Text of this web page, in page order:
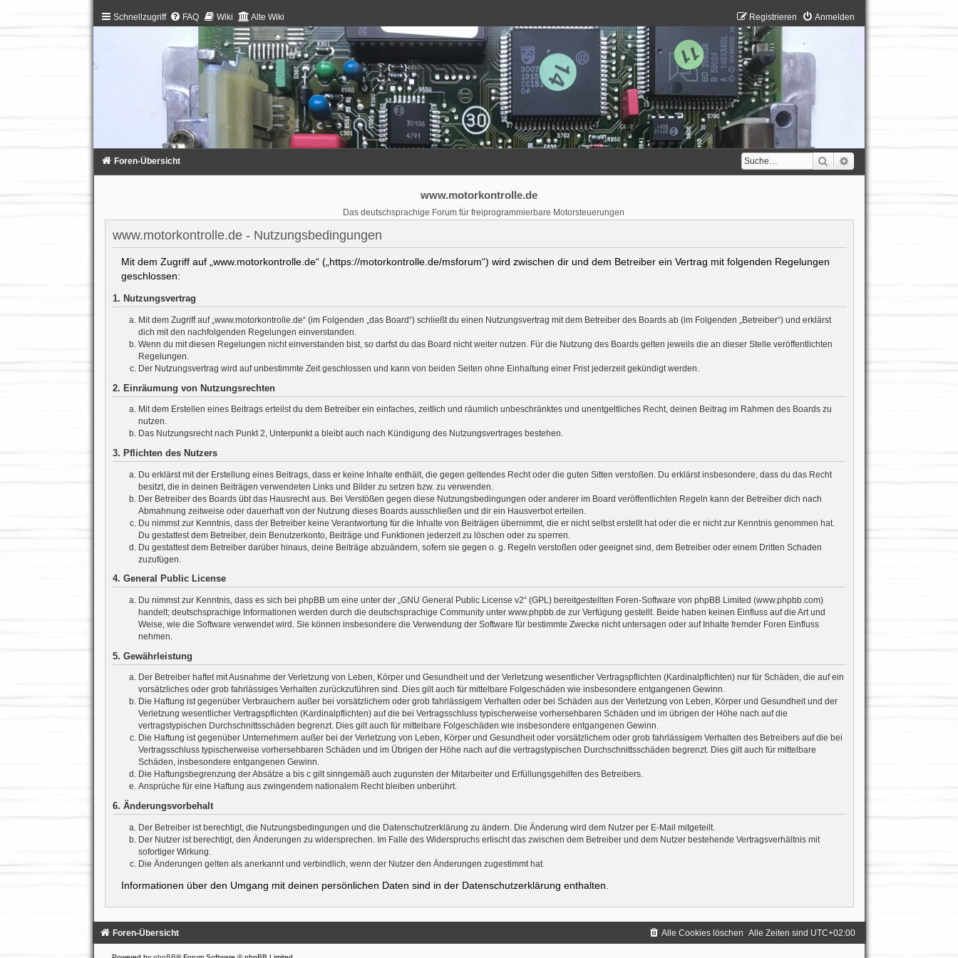
Schnellzugriff FAQ Wiki Alte Wiki Anmelden
Registrieren
Suche
Foren-Übersicht
www.motorkontrolle.de
Das deutschsprachige Forum für freiprogrammierbare Motorsteuerungen
www.motorkontrolle.de - Nutzungsbedingungen
Mit dem Zugriff auf „www.motorkontrolle.de“ („https://motorkontrolle.de/msforum“) wird zwischen dir und dem Betreiber ein Vertrag mit folgenden Regelungen
geschlossen:
1. Nutzungsvertrag
Mit dem Zugriff auf „www.motorkontrolle.de“ (im Folgenden „das Board“) schließt du einen Nutzungsvertrag mit dem Betreiber des Boards ab (im Folgenden „Betreiber“) und erklärst
dich mit den nachfolgenden Regelungen einverstanden.
Wenn du mit diesen Regelungen nicht einverstanden bist, so darfst du das Board nicht weiter nutzen. Für die Nutzung des Boards gelten jeweils die an dieser Stelle veröffentlichten
Regelungen.
Der Nutzungsvertrag wird auf unbestimmte Zeit geschlossen und kann von beiden Seiten ohne Einhaltung einer Frist jederzeit gekündigt werden.
2. Einräumung von Nutzungsrechten
Mit dem Erstellen eines Beitrags erteilst du dem Betreiber ein einfaches, zeitlich und räumlich unbeschränktes und unentgeltliches Recht, deinen Beitrag im Rahmen des Boards zu
nutzen.
Das Nutzungsrecht nach Punkt 2, Unterpunkt a bleibt auch nach Kündigung des Nutzungsvertrages bestehen.
3. Pflichten des Nutzers
Du erklärst mit der Erstellung eines Beitrags, dass er keine Inhalte enthält, die gegen geltendes Recht oder die guten Sitten verstoßen. Du erklärst insbesondere, dass du das Recht
besitzt, die in deinen Beiträgen verwendeten Links und Bilder zu setzen bzw. zu verwenden.
Der Betreiber des Boards übt das Hausrecht aus. Bei Verstößen gegen diese Nutzungsbedingungen oder anderer im Board veröffentlichten Regeln kann der Betreiber dich nach
Abmahnung zeitweise oder dauerhaft von der Nutzung dieses Boards ausschließen und dir ein Hausverbot erteilen.
Du nimmst zur Kenntnis, dass der Betreiber keine Verantwortung für die Inhalte von Beiträgen übernimmt, die er nicht selbst erstellt hat oder die er nicht zur Kenntnis genommen hat.
Du gestattest dem Betreiber, dein Benutzerkonto, Beiträge und Funktionen jederzeit zu löschen oder zu sperren.
Du gestattest dem Betreiber darüber hinaus, deine Beiträge abzuändern, sofern sie gegen o. g. Regeln verstoßen oder geeignet sind, dem Betreiber oder einem Dritten Schaden
zuzufügen.
4. General Public License
Du nimmst zur Kenntnis, dass es sich bei phpBB um eine unter der „GNU General Public License v2“ (GPL) bereitgestellten Foren-Software von phpBB Limited (www.phpbb.com)
handelt; deutschsprachige Informationen werden durch die deutschsprachige Community unter www.phpbb.de zur Verfügung gestellt. Beide haben keinen Einfluss auf die Art und
Weise, wie die Software verwendet wird. Sie können insbesondere die Verwendung der Software für bestimmte Zwecke nicht untersagen oder auf Inhalte fremder Foren Einfluss
nehmen.
5. Gewährleistung
Der Betreiber haftet mit Ausnahme der Verletzung von Leben, Körper und Gesundheit und der Verletzung wesentlicher Vertragspflichten (Kardinalpflichten) nur für Schäden, die auf ein
vorsätzliches oder grob fahrlässiges Verhalten zurückzuführen sind. Dies gilt auch für mittelbare Folgeschäden wie insbesondere entgangenen Gewinn.
Die Haftung ist gegenüber Verbrauchern außer bei vorsätzlichem oder grob fahrlässigem Verhalten oder bei Schäden aus der Verletzung von Leben, Körper und Gesundheit und der
Verletzung wesentlicher Vertragspflichten (Kardinalpflichten) auf die bei Vertragsschluss typischerweise vorhersehbaren Schäden und im übrigen der Höhe nach auf die
vertragstypischen Durchschnittsschäden begrenzt. Dies gilt auch für mittelbare Folgeschäden wie insbesondere entgangenen Gewinn.
Die Haftung ist gegenüber Unternehmern außer bei der Verletzung von Leben, Körper und Gesundheit oder vorsätzlichem oder grob fahrlässigem Verhalten des Betreibers auf die bei
Vertragsschluss typischerweise vorhersehbaren Schäden und im Übrigen der Höhe nach auf die vertragstypischen Durchschnittsschäden begrenzt. Dies gilt auch für mittelbare
Schäden, insbesondere entgangenen Gewinn.
Die Haftungsbegrenzung der Absätze a bis c gilt sinngemäß auch zugunsten der Mitarbeiter und Erfüllungsgehilfen des Betreibers.
Ansprüche für eine Haftung aus zwingendem nationalem Recht bleiben unberührt.
6. Änderungsvorbehalt
Der Betreiber ist berechtigt, die Nutzungsbedingungen und die Datenschutzerklärung zu ändern. Die Änderung wird dem Nutzer per E-Mail mitgeteilt.
Der Nutzer ist berechtigt, den Änderungen zu widersprechen. Im Falle des Widerspruchs erlischt das zwischen dem Betreiber und dem Nutzer bestehende Vertragsverhältnis mit
sofortiger Wirkung.
Die Änderungen gelten als anerkannt und verbindlich, wenn der Nutzer den Änderungen zugestimmt hat.
Informationen über den Umgang mit deinen persönlichen Daten sind in der Datenschutzerklärung enthalten.
Foren-Übersicht Alle Zeiten sind UTC+02:00
Alle Cookies löschen